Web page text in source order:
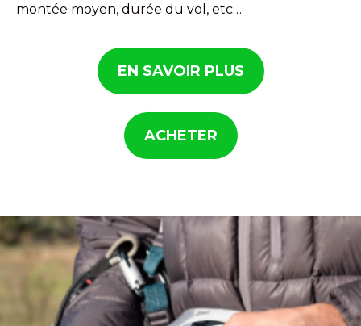
montée moyen, durée du vol, etc…
EN SAVOIR PLUS
ACHETER